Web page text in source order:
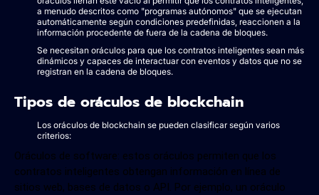
a menudo descritos como "programas autónomos" que se ejecutan
automáticamente según condiciones predefinidas, reaccionen a la
información procedente de fuera de la cadena de bloques.
Se necesitan oráculos para que los contratos inteligentes sean más
dinámicos y capaces de interactuar con eventos y datos que no se
registran en la cadena de bloques.
Tipos de oráculos de blockchain
Los oráculos de blockchain se pueden clasificar según varios
criterios:
Oráculos de software: estos oráculos permiten que los
contratos inteligentes obtengan información en línea de
sitios web, bases de datos o API. Por ejemplo, un oráculo